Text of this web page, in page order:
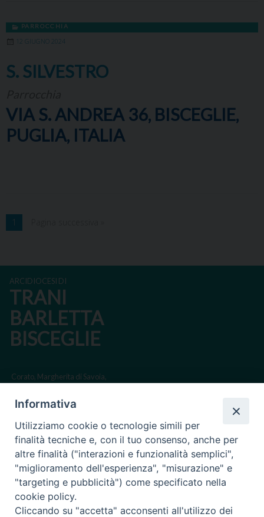
PARROCCHIA
12 GIUGNO 2024
S. SILVESTRO
VIA S. ANDREA 36, BISCEGLIE,
PUGLIA, ITALIA
1
ARCIDIOCESI DI
TRANI
BARLETTA
BISCEGLIE
Corato, Margherita di Savoia,
Regione ecclesiastica Puglia
Via Beltrani, 9
76125 Trani BT
Centralino Tel. 0883 494211
Informativa
Utilizziamo cookie o tecnologie simili per
finalità tecniche e, con il tuo consenso, anche per
altre finalità ("interazioni e funzionalità semplici",
"miglioramento dell'esperienza", "misurazione" e
"targeting e pubblicità") come specificato nella
cookie policy.
Cliccando su "accetta" acconsenti all'utilizzo dei